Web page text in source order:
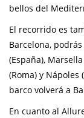
bellos del
El recorrido es
Barcelona,
(España),
(Roma) y
barco volverá a
En cuanto al